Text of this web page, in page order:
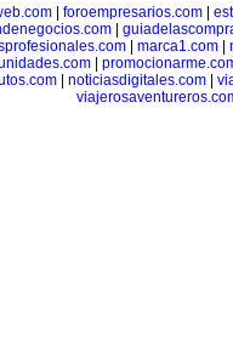
foroempresarios.com
| marca1.com|
noticiasdigitales.com